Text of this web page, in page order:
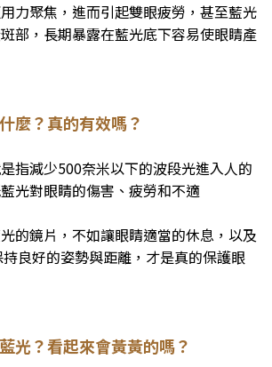
力聚焦，進而引起雙眼疲勞，甚至藍光
部，長期暴露在藍光底下容易使眼睛產
麼？真的有效嗎？
指減少500奈米以下的波段光進入人的
光對眼睛的傷害、疲勞和不適
的鏡片，不如讓眼睛適當的休息，以及
良好的姿勢與距離，才是真的保護眼
光？看起來會黃黃的嗎？